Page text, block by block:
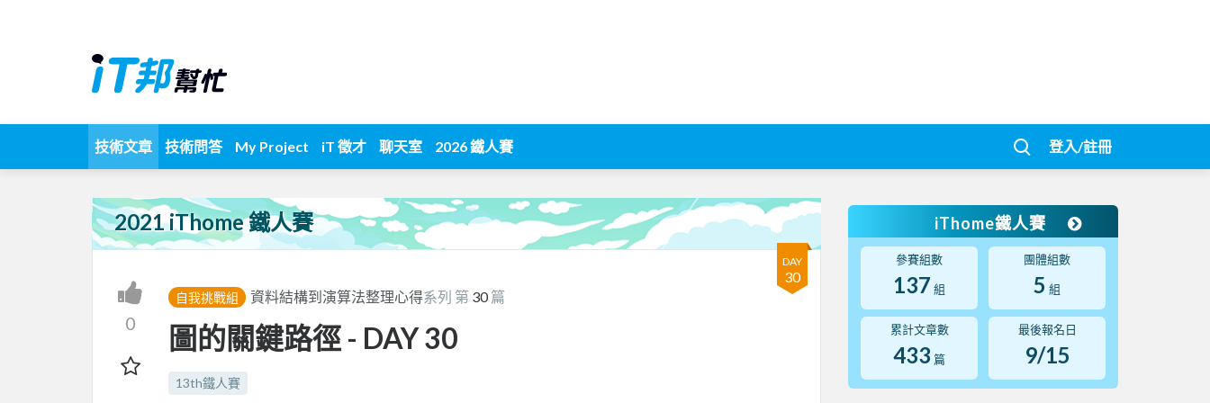
技術文章 技術問答 My Project iT 徵才 聊天室 2026 鐵人賽 登入/註冊
2021 iThome 鐵人賽
DAY
30
0
自我挑戰組 資料結構到演算法整理心得系列 第 30篇
圖的關鍵路徑 - DAY 30
13th鐵人賽
iThome鐵人賽
參賽組數
137 組
團體組數
5 組
累計文章數
433 篇
最後報名日
9/15